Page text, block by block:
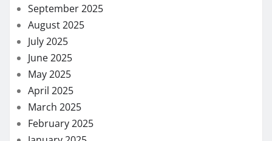
September 2025
August 2025
July 2025
June 2025
May 2025
April 2025
March 2025
February 2025